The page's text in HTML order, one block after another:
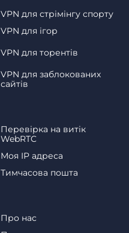
VPN для стрімінгу спорту
VPN для ігор
VPN для торентів
VPN для заблокованих
сайтів
Про нас
Перевірка на витік
WebRTC
Моя IP адреса
Тимчасова пошта